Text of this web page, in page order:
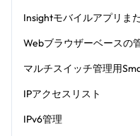
Insightモバイルアプリま
Webブラウザーベースの
マルチスイッチ管理用
IPアクセスリスト
IPv6管理